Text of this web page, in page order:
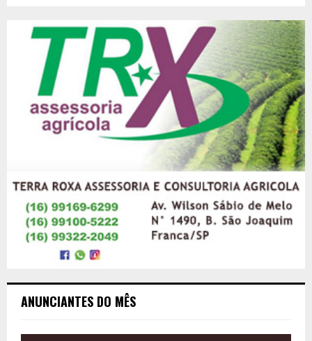
ANUNCIANTES DO MÊS